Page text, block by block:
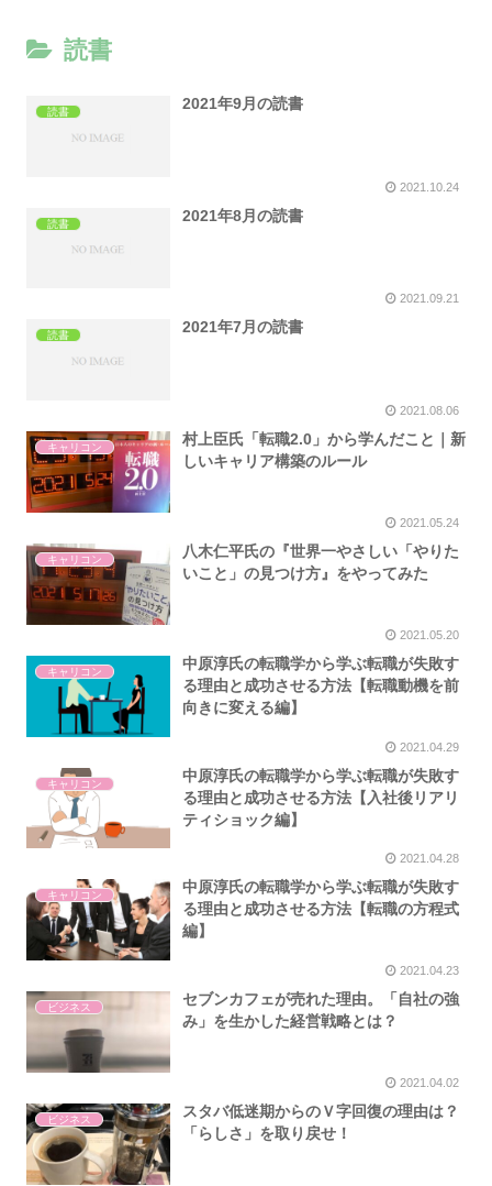
読書
読書 2021年9月の読書
2021.10.24
読書 2021年8月の読書
2021.09.21
読書 2021年7月の読書
2021.08.06
キャリコン
村上臣氏「転職2.0」から学んだこと｜新
しいキャリア構築のルール
2021.05.24
キャリコン
八木仁平氏の『世界一やさしい「やりた
いこと」の見つけ方』をやってみた
2021.05.20
キャリコン
中原淳氏の転職学から学ぶ転職が失敗す
る理由と成功させる方法【転職動機を前
向きに変える編】
2021.04.29
キャリコン
中原淳氏の転職学から学ぶ転職が失敗す
る理由と成功させる方法【入社後リアリ
ティショック編】
2021.04.28
キャリコン
中原淳氏の転職学から学ぶ転職が失敗す
る理由と成功させる方法【転職の方程式
編】
2021.04.23
ビジネス
セブンカフェが売れた理由。「自社の強
み」を生かした経営戦略とは？
2021.04.02
ビジネス
スタバ低迷期からのＶ字回復の理由は？
「らしさ」を取り戻せ！